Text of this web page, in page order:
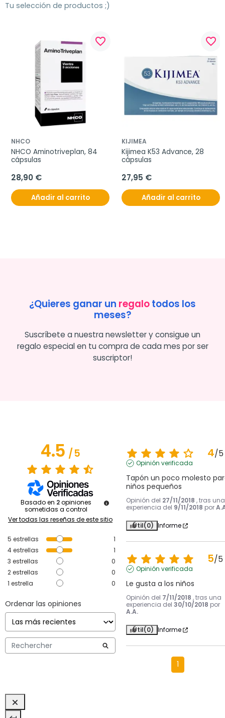
Tu selección de productos ;)
favorite_border
NHCO
NHCO Aminotriveplan, 84
cápsulas
28,90 €
Añadir al carrito
favorite_border
KIJIMEA
Kijimea K53 Advance, 28
cápsulas
27,95 €
Añadir al carrito
¿Quieres ganar un regalotodos los
meses?
Suscríbete a nuestra newsletter y consigue un
regalo especial en tu compra de cada mes por ser
suscriptor!
4.5/5
Basado en 2 opiniones
sometidas a control
Ver todas las reseñas de este sitio
5 estrellas
1
4estrellas
1
3 estrellas
0
2estrellas
0
1 estrella 0
Ordenar las opiniones
4/5
Opinión verificada
Tapón un poco molesto
niños pequeños
Opinión del 27/11/2018 , tras una
experiencia del 9/11/2018 por
Útil(0) Informe
5/5
Opinión verificada
Le gusta a los niños
Opinión del 7/11/2018 , tras una
experiencia del 30/10/2018 por
A.A.
Útil(0) Informe
1